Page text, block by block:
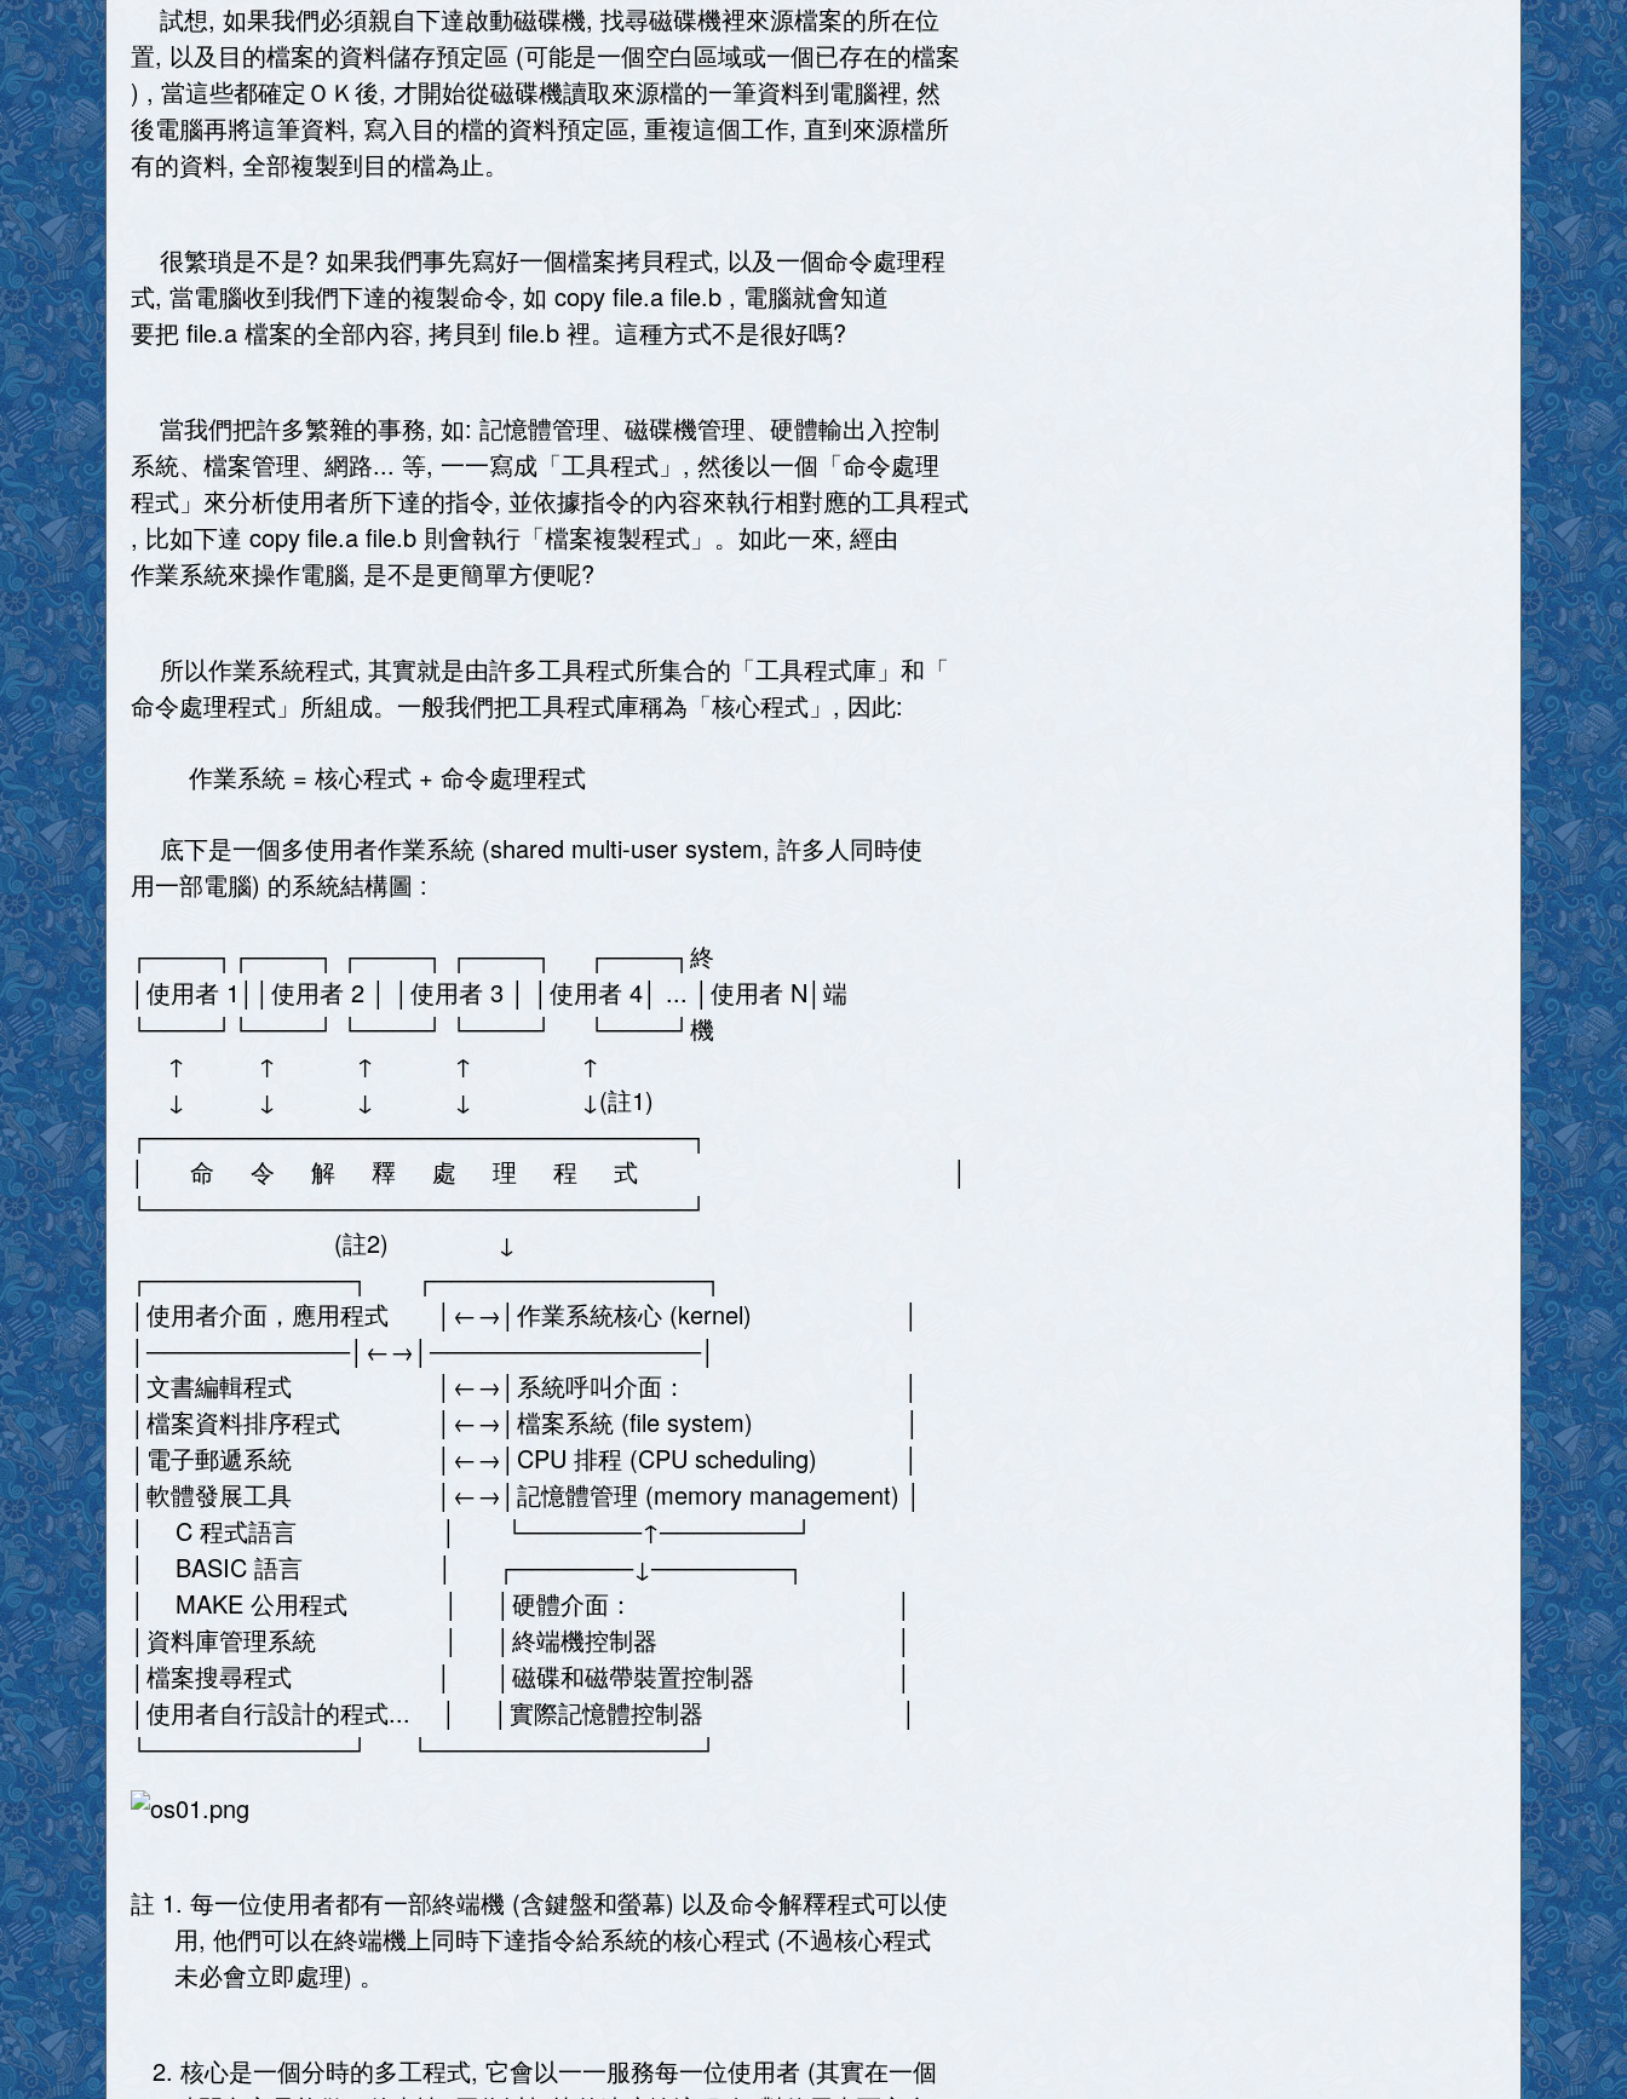
試想, 如果我們必須親自下達啟動磁碟機, 找尋磁碟機裡來源檔案的所在位
置, 以及目的檔案的資料儲存預定區 (可能是一個空白區域或一個已存在的檔案
) , 當這些都確定ＯＫ後, 才開始從磁碟機讀取來源檔的一筆資料到電腦裡, 然
後電腦再將這筆資料, 寫入目的檔的資料預定區, 重複這個工作, 直到來源檔所
有的資料, 全部複製到目的檔為止。
很繁瑣是不是? 如果我們事先寫好一個檔案拷貝程式, 以及一個命令處理程
式, 當電腦收到我們下達的複製命令, 如 copy file.a file.b , 電腦就會知道
要把 file.a 檔案的全部內容, 拷貝到 file.b 裡。這種方式不是很好嗎?
當我們把許多繁雜的事務, 如: 記憶體管理、磁碟機管理、硬體輸出入控制
系統、檔案管理、網路... 等, 一一寫成「工具程式」, 然後以一個「命令處理
程式」來分析使用者所下達的指令, 並依據指令的內容來執行相對應的工具程式
, 比如下達 copy file.a file.b 則會執行「檔案複製程式」。如此一來, 經由
作業系統來操作電腦, 是不是更簡單方便呢?
所以作業系統程式, 其實就是由許多工具程式所集合的「工具程式庫」和「
命令處理程式」所組成。一般我們把工具程式庫稱為「核心程式」, 因此:
作業系統 = 核心程式 + 命令處理程式
底下是一個多使用者作業系統 (shared multi-user system, 許多人同時使
用一部電腦) 的系統結構圖 :
┌────┐┌────┐ ┌────┐ ┌────┐ ┌────┐終
│使用者 1││使用者 2 │ │使用者 3 │ │使用者 4│ ... │使用者 N│端
└────┘└────┘ └────┘ └────┘ └────┘機
↑ ↑ ↑ ↑ ↑
↓ ↓ ↓ ↓ ↓(註1)
┌────────────────────────────────┐
│ 命 令 解 釋 處 理 程 式 │
└────────────────────────────────┘
(註2) ↓
┌────────────┐ ┌────────────────┐
│使用者介面，應用程式 │←→│作業系統核心 (kernel) │
│────────────│←→│────────────────│
│文書編輯程式 │←→│系統呼叫介面： │
│檔案資料排序程式 │←→│檔案系統 (file system) │
│電子郵遞系統 │←→│CPU 排程 (CPU scheduling) │
│軟體發展工具 │←→│記憶體管理 (memory management) │
│ C 程式語言 │ └───────↑────────┘
│ BASIC 語言 │ ┌───────↓────────┐
│ MAKE 公用程式 │ │硬體介面： │
│資料庫管理系統 │ │終端機控制器 │
│檔案搜尋程式 │ │磁碟和磁帶裝置控制器 │
│使用者自行設計的程式... │ │實際記憶體控制器 │
└────────────┘ └────────────────┘
註 1. 每一位使用者都有一部終端機 (含鍵盤和螢幕) 以及命令解釋程式可以使
用, 他們可以在終端機上同時下達指令給系統的核心程式 (不過核心程式
未必會立即處理) 。
2. 核心是一個分時的多工程式, 它會以一一服務每一位使用者 (其實在一個